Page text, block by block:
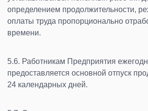
определением продолжительности,
оплаты труда пропорционально
времени.
5.6. Работникам Предприятия
предоставляется основной отпуск
24 календарных дней.